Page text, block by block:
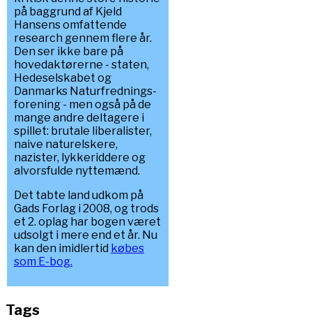
på baggrund af Kjeld
Hansens omfattende
research gennem flere år.
Den ser ikke bare på
hovedaktørerne - staten,
Hedeselskabet og
Danmarks Naturfrednings-
forening - men også på de
mange andre deltagere i
spillet: brutale liberalister,
naive naturelskere,
nazister, lykkeriddere og
alvorsfulde nyttemænd.
Det tabte land udkom på
Gads Forlag i 2008, og trods
et 2. oplag har bogen været
udsolgt i mere end et år. Nu
kan den imidlertid købes
som E-bog.
Tags